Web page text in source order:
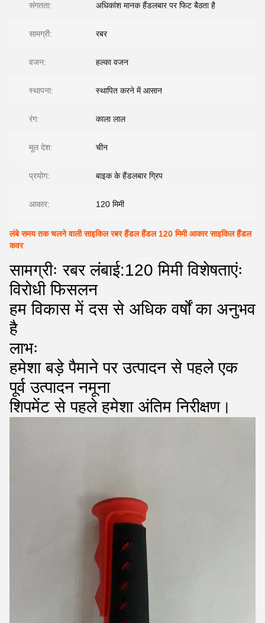
संगतता: अधिकांश मानक हैंडलबार पर फिट बैठता है
सामग्री: रबर
वजन: हल्का वजन
स्थापना: स्थापित करने में आसान
रंग: काला लाल
मूल देश: चीन
प्रयोग: बाइक के हैंडलबार ग्रिप
आकार: 120 मिमी
लंबे समय तक चलने वाली साइकिल रबर हैंडल हैंडल 120 मिमी आकार साइकिल हैंडल
कवर
सामग्रीः रबर लंबाई:120 मिमी विशेषताएंः
विरोधी फिसलन
हम विकास में दस से अधिक वर्षों का अनुभव
है
लाभः
हमेशा बड़े पैमाने पर उत्पादन से पहले एक
पूर्व उत्पादन नमूना
शिपमेंट से पहले हमेशा अंतिम निरीक्षण।